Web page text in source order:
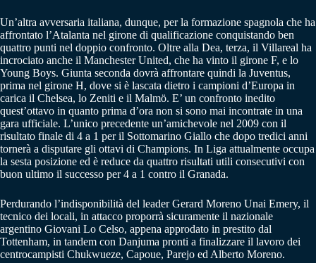
Un’altra avversaria italiana, dunque, per la formazione spagnola che ha
affrontato l’Atalanta nel girone di qualificazione conquistando ben
quattro punti nel doppio confronto. Oltre alla Dea, terza, il Villareal ha
incrociato anche il Manchester United, che ha vinto il girone F, e lo
Young Boys. Giunta seconda dovrà affrontare quindi la Juventus,
prima nel girone H, dove si è lascata dietro i campioni d’Europa in
carica il Chelsea, lo Zeniti e il Malmö. E’ un confronto inedito
quest’ottavo in quanto prima d’ora non si sono mai incontrate in una
gara ufficiale. L’unico precedente un’amichevole nel 2009 con il
risultato finale di 4 a 1 per il Sottomarino Giallo che dopo tredici anni
tornerà a disputare gli ottavi di Champions. In Liga attualmente occupa
la sesta posizione ed è reduce da quattro risultati utili consecutivi con
buon ultimo il successo per 4 a 1 contro il Granada.
Perdurando l’indisponibilità del leader Gerard Moreno Unai Emery, il
tecnico dei locali, in attacco proporrà sicuramente il nazionale
argentino Giovani Lo Celso, appena approdato in prestito dal
Tottenham, in tandem con Danjuma pronti a finalizzare il lavoro dei
centrocampisti Chukwueze, Capoue, Parejo ed Alberto Moreno.